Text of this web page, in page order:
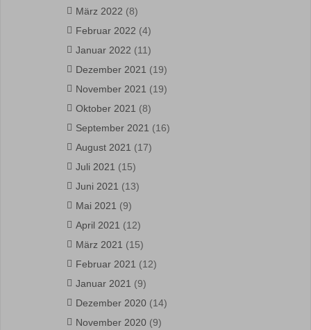
März 2022 (8)
Februar 2022 (4)
Januar 2022 (11)
Dezember 2021 (19)
November 2021 (19)
Oktober 2021 (8)
September 2021 (16)
August 2021 (17)
Juli 2021 (15)
Juni 2021 (13)
Mai 2021 (9)
April 2021 (12)
März 2021 (15)
Februar 2021 (12)
Januar 2021 (9)
Dezember 2020 (14)
November 2020 (9)